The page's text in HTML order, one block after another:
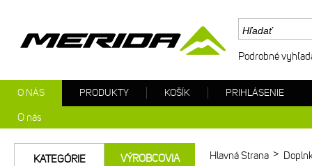
Hlavná Strana >
KATEGÓRIE VÝROBCOVIA
Podrobné
O NÁS
O nás
PRODUKTY KOŠÍK PRIHLÁSENIE